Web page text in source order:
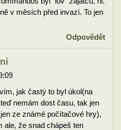
v měsích před invazí. To jen
Odpovědět
jak častý to byl úkol(na
nemám dost času, tak jen
ze známé počítačové hry),
ale, že snad chápeš ten